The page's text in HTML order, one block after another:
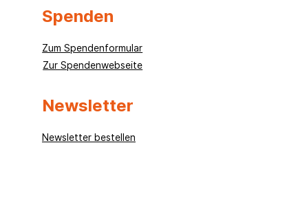
kamen
Spenden
Zum Spendenformular
Zur Spendenwebseite
Newsletter
Newsletter bestellen